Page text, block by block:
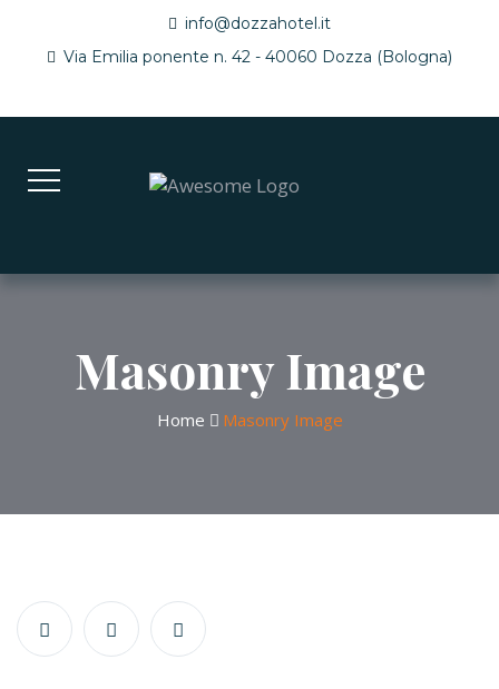
info@dozzahotel.it
Via Emilia ponente n. 42 - 40060 Dozza (Bologna)
Masonry Image
Home Masonry Image